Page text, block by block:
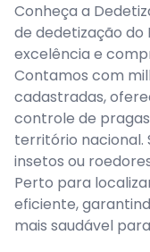
Conheça a
de dedetização do
excelência e
Contamos com
cadastradas,
controle de
território nacional.
insetos ou
Perto para
eficiente,
mais saudável